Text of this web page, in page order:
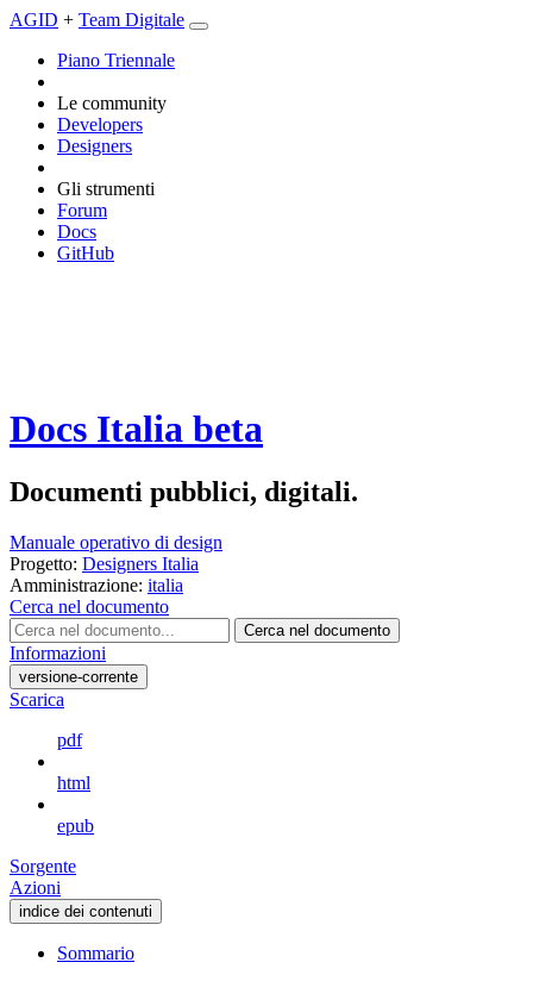
AGID + Team Digitale
Piano Triennale
Le community
Developers
Designers
Gli strumenti
Forum
Docs
GitHub
Docs Italia beta
Documenti pubblici, digitali.
Manuale operativo di design
Progetto: Designers Italia
Amministrazione: italia
Cerca nel documento
Cerca nel documento
Informazioni
versione-corrente
Scarica
pdf
html
epub
Sorgente
Azioni
indice dei contenuti
Sommario